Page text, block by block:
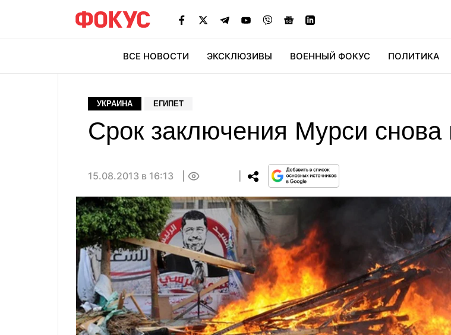
ВСЕ НОВОСТИ ЭКСКЛЮЗИВЫ ВОЕННЫЙ ФОКУС ПОЛИТИКА
УКРАИНА ЕГИПЕТ
Срок заключения Мурси снова
15.08.2013 в 16:13